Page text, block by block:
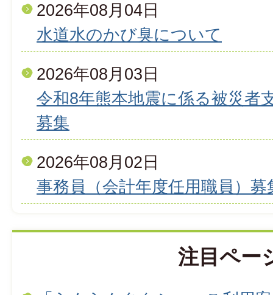
2026年08月04日
水道水のかび臭について
2026年08月03日
令和8年熊本地震に係る被災者
募集
2026年08月02日
事務員（会計年度任用職員）募
注目ペー